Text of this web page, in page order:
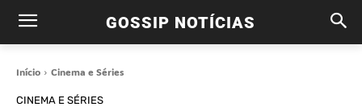
GOSSIP NOTÍCIAS
Início Cinema e Séries
CINEMA E SÉRIES